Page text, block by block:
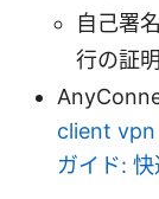
自己署
行の証
client vpn
ガイド: